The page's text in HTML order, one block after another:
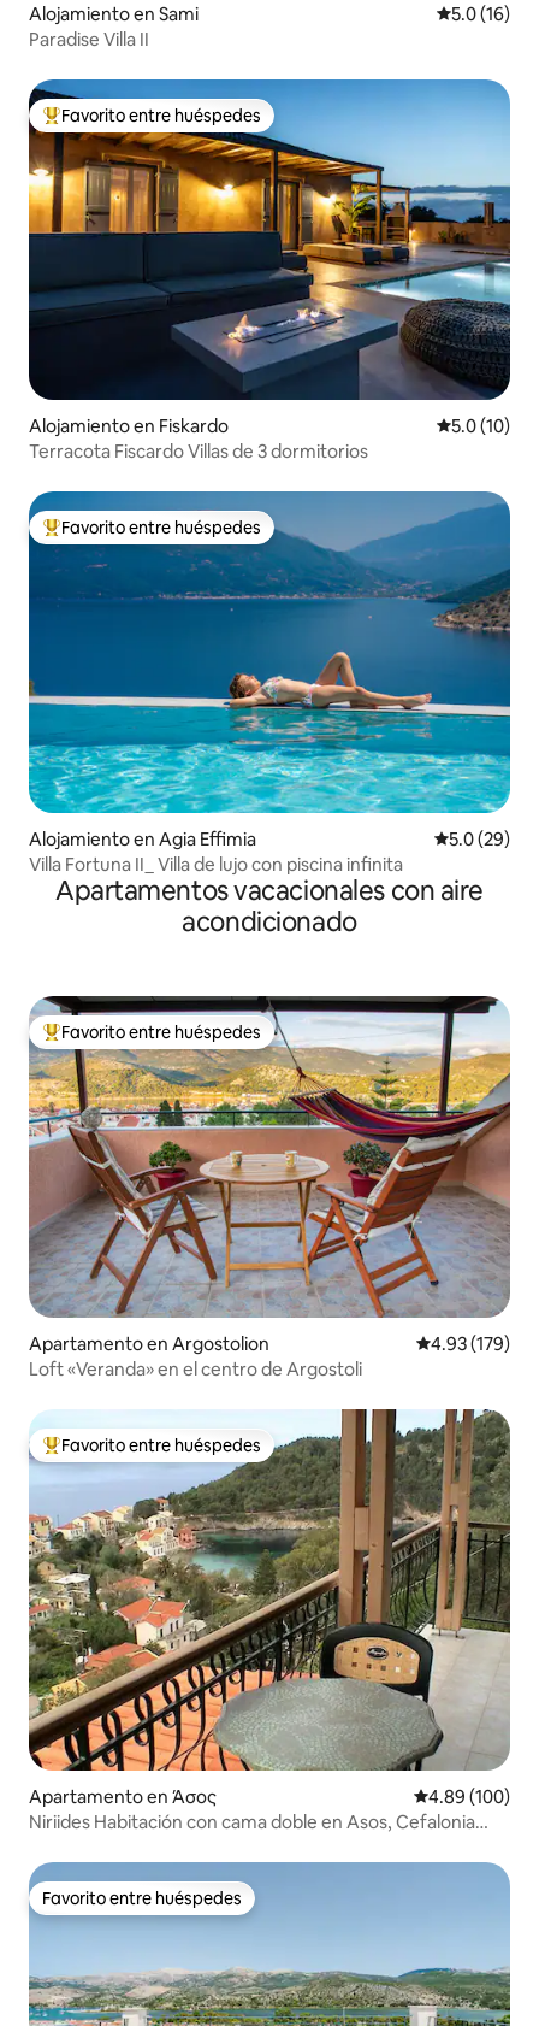
Alojamiento en Sami Calificación
5.0 (16)
Paradise Villa II
Favorito entre huéspedes preferido
Favorito entre huéspedes
Alojamiento en Fiskardo Calificación
5.0 (10)
Terracota Fiscardo Villas de 3 dormitorios
Favorito entre huéspedes preferido
Favorito entre huéspedes
Alojamiento en Agia Effimia Calificación
5.0 (29)
Villa Fortuna II_ Villa de lujo con piscina infinita
Apartamentos vacacionales con aire
acondicionado
Favorito entre huéspedes preferido
Favorito entre huéspedes
Apartamento en Argostolion Calificación
4.93 (179)
Loft «Veranda» en el centro de Argostoli
Favorito entre huéspedes preferido
Favorito entre huéspedes
Apartamento en Άσος Calificación
4.89 (100)
Niriides Habitación con cama doble en Asos, Cefalonia
Favorito entre huéspedes
Favorito entre huéspedes